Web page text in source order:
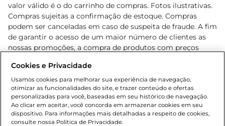
valor válido é o do carrinho de compras. Fotos ilustrativas.
Compras sujeitas a confirmação de estoque. Compras
podem ser canceladas em caso de suspeita de fraude. A fim
de garantir o acesso de um maior número de clientes as
nossas promoções, a compra de produtos com preços
cliente. Os preços, ofertas e condições são exclusivos para
o e-commerce e válidos durante o dia de hoje, podendo
sofrer alterações sem prévia notificação. Proibida a venda
de bebidas alcoólicas para menores de 18 anos, conforme
Lei n.º 8069/90, art. 81, inciso II (Estatuto da Criança e do
Adolescente). Preços e condições exclusivos para o
Cookies e Privacidade
Usamos cookies para melhorar sua experiência de navegação,
otimizar as funcionalidades do site, e trazer conteúdo e ofertas
personalizadas para você, baseadas em seu histórico de navegação.
Ao clicar em aceitar, você concorda em armazenar cookies em seu
dispositivo. Para informações mais detalhadas a respeito de cookies,
consulte nossa Política de Privacidade.